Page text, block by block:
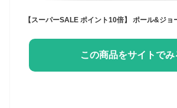
この商品をサイトでみ